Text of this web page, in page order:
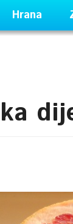
Hrana